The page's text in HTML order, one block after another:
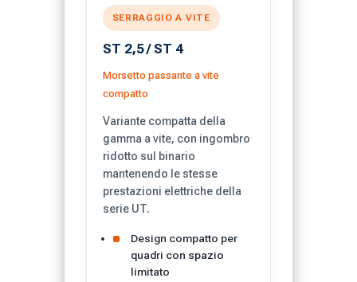
SERRAGGIO A VITE
ST 2,5 / ST 4
Morsetto passante a vite
compatto
Variante compatta della
gamma a vite, con ingombro
ridotto sul binario
mantenendo le stesse
prestazioni elettriche della
serie UT.
Design compatto per
quadri con spazio
limitato